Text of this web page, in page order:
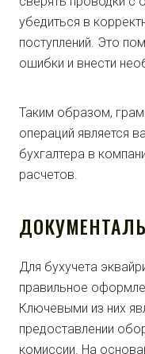
убедиться в
поступлений. Это
ошибки и внести
Таким образом,
операций является
бухгалтера в
расчетов.
Для бухучета
правильное
Ключевыми из них
предоставлении
комиссии. На